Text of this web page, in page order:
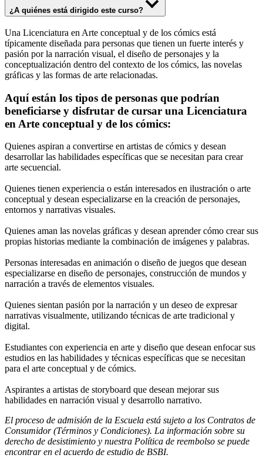
¿A quiénes está dirigido este curso?
Una Licenciatura en Arte conceptual y de los cómics está
típicamente diseñada para personas que tienen un fuerte interés y
pasión por la narración visual, el diseño de personajes y la
conceptualización dentro del contexto de los cómics, las novelas
gráficas y las formas de arte relacionadas.
Aquí están los tipos de personas que podrían
beneficiarse y disfrutar de cursar una Licenciatura
en Arte conceptual y de los cómics:
Quienes aspiran a convertirse en artistas de cómics y desean
desarrollar las habilidades específicas que se necesitan para crear
arte secuencial.
Quienes tienen experiencia o están interesados en ilustración o arte
conceptual y desean especializarse en la creación de personajes,
entornos y narrativas visuales.
Quienes aman las novelas gráficas y desean aprender cómo crear sus
propias historias mediante la combinación de imágenes y palabras.
Personas interesadas en animación o diseño de juegos que desean
especializarse en diseño de personajes, construcción de mundos y
narración a través de elementos visuales.
Quienes sientan pasión por la narración y un deseo de expresar
narrativas visualmente, utilizando técnicas de arte tradicional y
digital.
Estudiantes con experiencia en arte y diseño que desean enfocar sus
estudios en las habilidades y técnicas específicas que se necesitan
para el arte conceptual y de cómics.
Aspirantes a artistas de storyboard que desean mejorar sus
habilidades en narración visual y desarrollo narrativo.
El proceso de admisión de la Escuela está sujeto a los Contratos de
Consumidor (Términos y Condiciones). La información sobre su
derecho de desistimiento y nuestra Política de reembolso se puede
encontrar en el acuerdo de estudio de BSBI.